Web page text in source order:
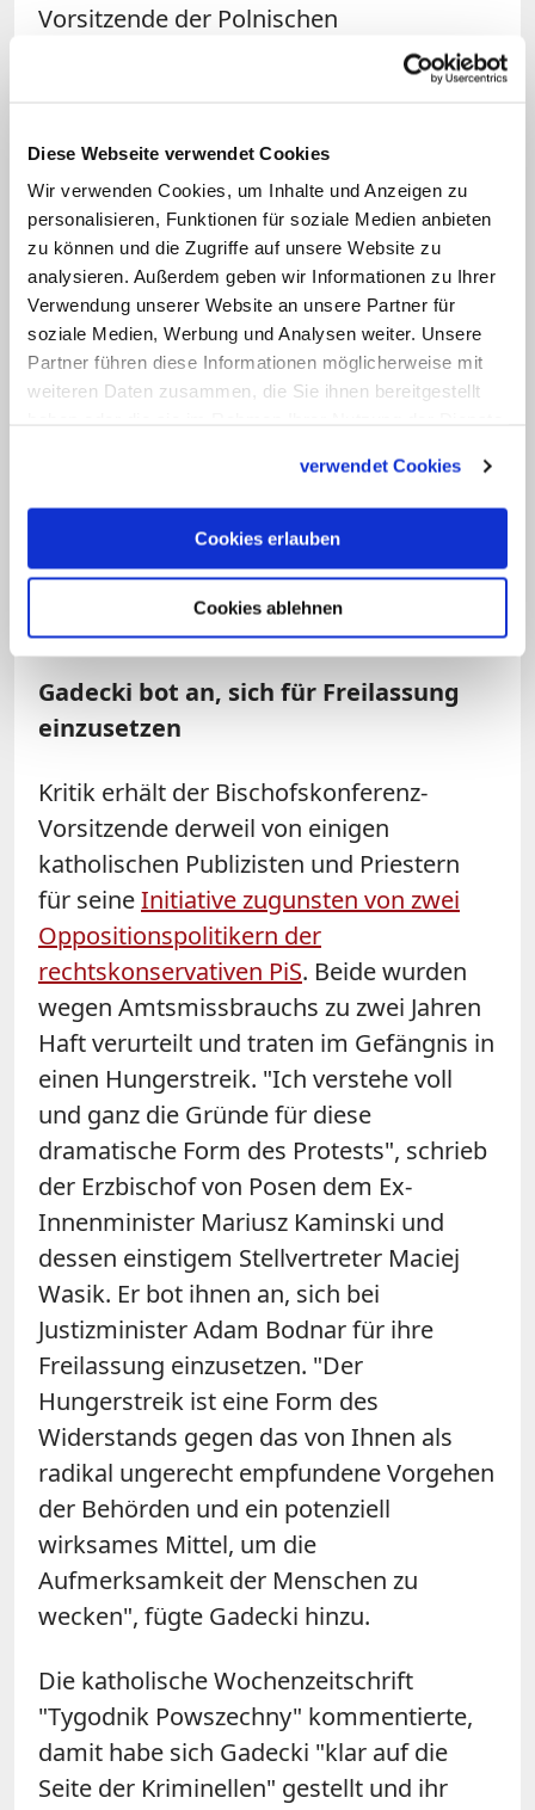
Diese Webseite verwendet Cookies
Wir verwenden Cookies, um Inhalte und Anzeigen zu
personalisieren, Funktionen für soziale Medien anbieten
zu können und die Zugriffe auf unsere Website zu
analysieren. Außerdem geben wir Informationen zu Ihrer
Verwendung unserer Website an unsere Partner für
soziale Medien, Werbung und Analysen weiter. Unsere
Partner führen diese Informationen möglicherweise mit
weiteren Daten zusammen, die Sie ihnen bereitgestellt
verwendet Cookies
Cookies erlauben
Cookies ablehnen
Vorsitzende der Polnischen
Tusk geplante Liberalisierung des
Abtreibungsgesetzes – sogar auf
Deutsch: "Im Geiste der Verantwortung
für die Kirche in Polen und für das Wohl
unserer gemeinsamen Heimat rufe ich
alle Menschen guten Willens auf, sich
unmissverständlich für das Leben
Mitglieder beider Häuser des Parlaments
und an Präsident Duda, "Zeugnis
abzulegen von einer echten Sorge um
das Leben, das schutzlos ist, weil es
ungeboren ist".
Gadecki bot an, sich für Freilassung
einzusetzen
Kritik erhält der Bischofskonferenz-
Vorsitzende derweil von einigen
katholischen Publizisten und Priestern
für seineInitiative zugunsten von zwei
Oppositionspolitikern der
rechtskonservativen PiS. Beide wurden
wegen Amtsmissbrauchs zu zwei Jahren
Haft verurteilt und traten im Gefängnis in
einen Hungerstreik. "Ich verstehe voll
und ganz die Gründe für diese
dramatische Form des Protests", schrieb
der Erzbischof von Posen dem Ex-
Innenminister Mariusz Kaminski und
dessen einstigem Stellvertreter Maciej
Wasik. Er bot ihnen an, sich bei
Justizminister Adam Bodnar für ihre
Freilassung einzusetzen. "Der
Hungerstreik ist eine Form des
Widerstands gegen das von Ihnen als
radikal ungerecht empfundene Vorgehen
der Behörden und ein potenziell
wirksames Mittel, um die
Aufmerksamkeit der Menschen zu
wecken", fügte Gadecki hinzu.
Die katholische Wochenzeitschrift
"Tygodnik Powszechny" kommentierte,
damit habe sich Gadecki "klar auf die
Seite der Kriminellen" gestellt und ihr